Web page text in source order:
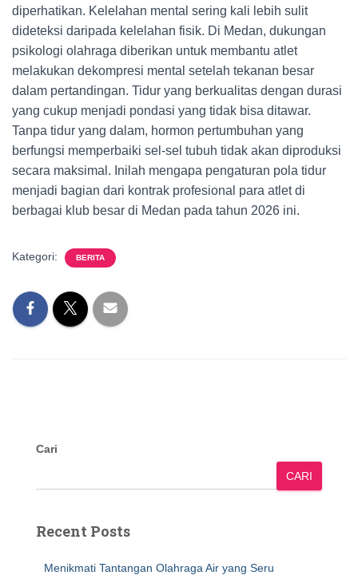
diperhatikan. Kelelahan mental sering kali lebih sulit
dideteksi daripada kelelahan fisik. Di Medan, dukungan
psikologi olahraga diberikan untuk membantu atlet
melakukan dekompresi mental setelah tekanan besar
dalam pertandingan. Tidur yang berkualitas dengan durasi
yang cukup menjadi pondasi yang tidak bisa ditawar.
Tanpa tidur yang dalam, hormon pertumbuhan yang
berfungsi memperbaiki sel-sel tubuh tidak akan diproduksi
secara maksimal. Inilah mengapa pengaturan pola tidur
menjadi bagian dari kontrak profesional para atlet di
berbagai klub besar di Medan pada tahun 2026 ini.
Kategori: BERITA
Cari
CARI
Recent Posts
Menikmati Tantangan Olahraga Air yang Seru